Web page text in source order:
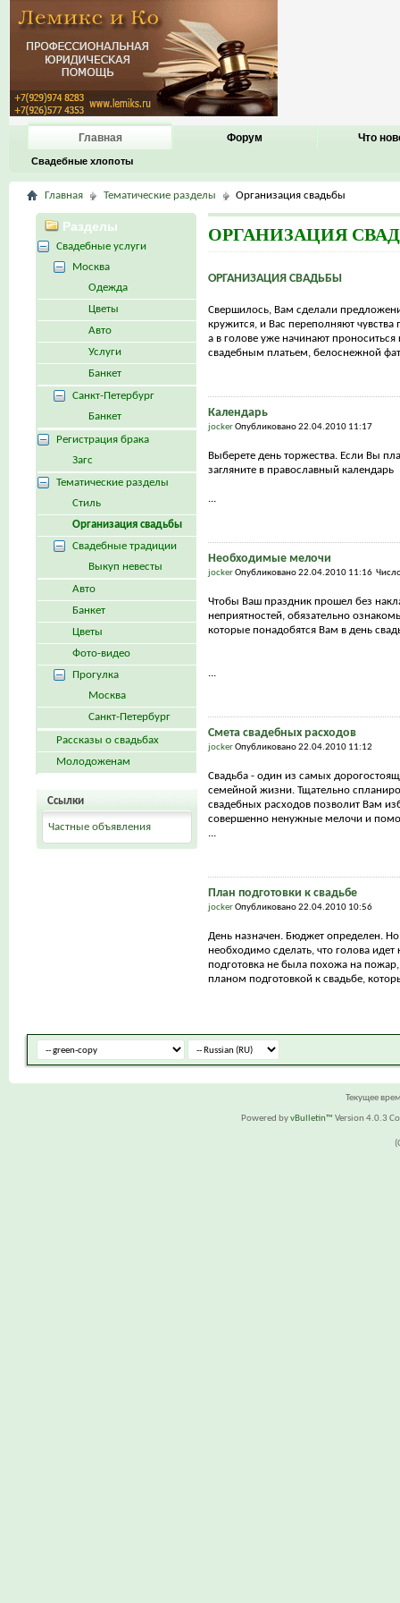
Главная
Свадебные хлопоты
Форум Что
Главная Тематические разделы Организация свадьбы
ОРГАНИЗАЦИЯ
ОРГАНИЗАЦИЯ СВАДЬБЫ
Свершилось, Вам сделали
кружится, и Вас переполняют чувства
а в голове уже начинают
свадебным платьем, белоснежной
Календарь
jockerОпубликовано 22.04.2010 11:17
Выберете день торжества. Если Вы
загляните в православный календарь
...
Необходимые мелочи
jockerОпубликовано 22.04.2010 11:16
Чтобы Ваш праздник прошел без
неприятностей, обязательно
которые понадобятся Вам в день
...
Смета свадебных расходов
jockerОпубликовано 22.04.2010 11:12
Свадьба - один из самых
семейной жизни. Тщательно
свадебных расходов позволит Вам
совершенно ненужные мелочи и
...
План подготовки к свадьбе
jockerОпубликовано 22.04.2010 10:56
День назначен. Бюджет определен. Но
необходимо сделать, что голова
подготовка не была похожа на пожар,
планом подготовкой к свадьбе,
Разделы
Свадебные услуги
Москва
Одежда
Цветы
Авто
Услуги
Банкет
Санкт-Петербург
Банкет
Регистрация брака
Загс
Тематические разделы
Стиль
Организация свадьбы
Свадебные традиции
Выкуп невесты
Авто
Банкет
Цветы
Фото-видео
Прогулка
Москва
Санкт-Петербург
Рассказы о свадьбах
Молодоженам
Ссылки
Частные объявления
Текущее
Powered byvBulletin™ Version 4.0.3